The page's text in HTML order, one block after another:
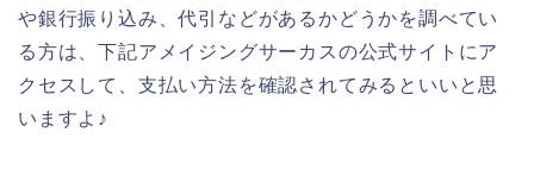
や銀行振り込み、代引などがあるかどうかを調べてい
る方は、下記アメイジングサーカスの公式サイトにア
クセスして、支払い方法を確認されてみるといいと思
いますよ♪